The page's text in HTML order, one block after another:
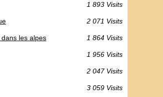
1 893 Visits
2 071 Visits
les alpes 1 864 Visits
1 956 Visits
2 047 Visits
3 059 Visits